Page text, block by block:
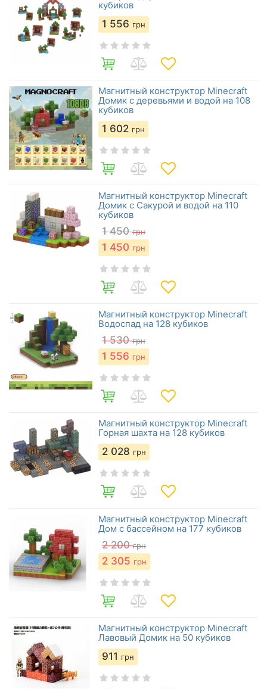
кубиков
1 556 грн
Магнитный конструктор Minecraft
Домик с деревьями и водой на 108
кубиков
1 602 грн
Магнитный конструктор Minecraft
Домик с Сакурой и водой на 110
кубиков
1 450 грн
1 450 грн
Магнитный конструктор Minecraft
Водоспад на 128 кубиков
1 530 грн
1 556 грн
Магнитный конструктор Minecraft
Горная шахта на 128 кубиков
2 028 грн
Магнитный конструктор Minecraft
Дом с бассейном на 177 кубиков
2 200 грн
2 305 грн
Магнитный конструктор Minecraft
Лавовый Домик на 50 кубиков
911 грн